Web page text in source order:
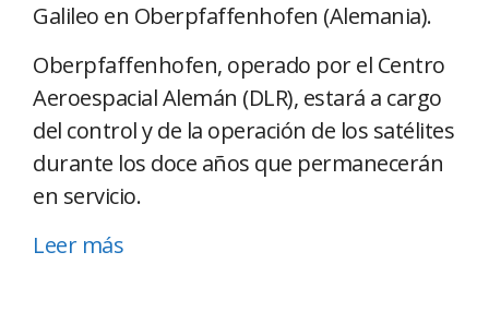
Galileo en Oberpfaffenhofen (Alemania).
Oberpfaffenhofen, operado por el Centro
Aeroespacial Alemán (DLR), estará a cargo
del control y de la operación de los satélites
durante los doce años que permanecerán
en servicio.
Leer más